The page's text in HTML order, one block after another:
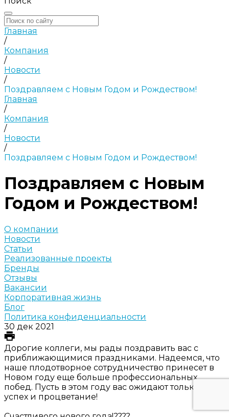
Главная
/
Компания
/
Новости
/
Поздравляем с Новым Годом и Рождеством!
Главная
/
Компания
/
Новости
/
Поздравляем с Новым Годом и Рождеством!
Поздравляем с Новым
Годом и Рождеством!
О компании
Новости
Статьи
Реализованные проекты
Бренды
Отзывы
Вакансии
Корпоративная жизнь
Блог
Политика конфиденциальности
30 дек 2021
Дорогие коллеги, мы рады поздравить вас с
приближающимися праздниками. Надеемся, что
наше плодотворное сотрудничество принесет в
Новом году еще больше профессиональных
побед. Пусть в этом году вас ожидают только
успех и процветание!